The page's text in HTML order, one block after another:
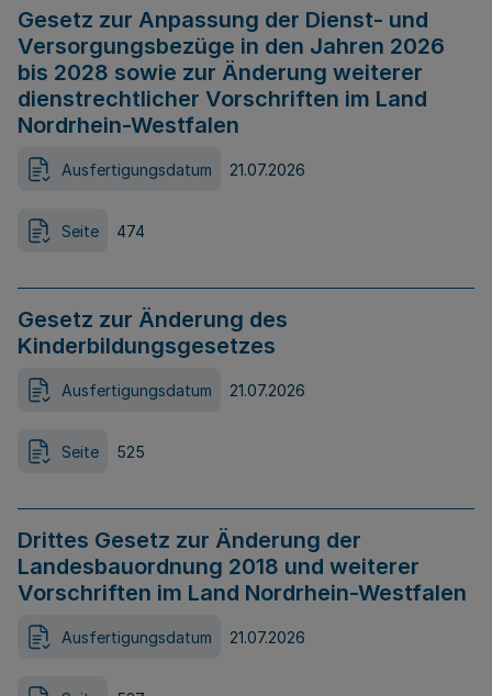
Gesetz zur Anpassung der Dienst- und
Versorgungsbezüge in den Jahren 2026
bis 2028 sowie zur Änderung weiterer
dienstrechtlicher Vorschriften im Land
Nordrhein-Westfalen
Ausfertigungsdatum 21.07.2026
Seite 474
Gesetz zur Änderung des
Kinderbildungsgesetzes
Ausfertigungsdatum 21.07.2026
Seite 525
Drittes Gesetz zur Änderung der
Landesbauordnung 2018 und weiterer
Vorschriften im Land Nordrhein-Westfalen
Ausfertigungsdatum 21.07.2026